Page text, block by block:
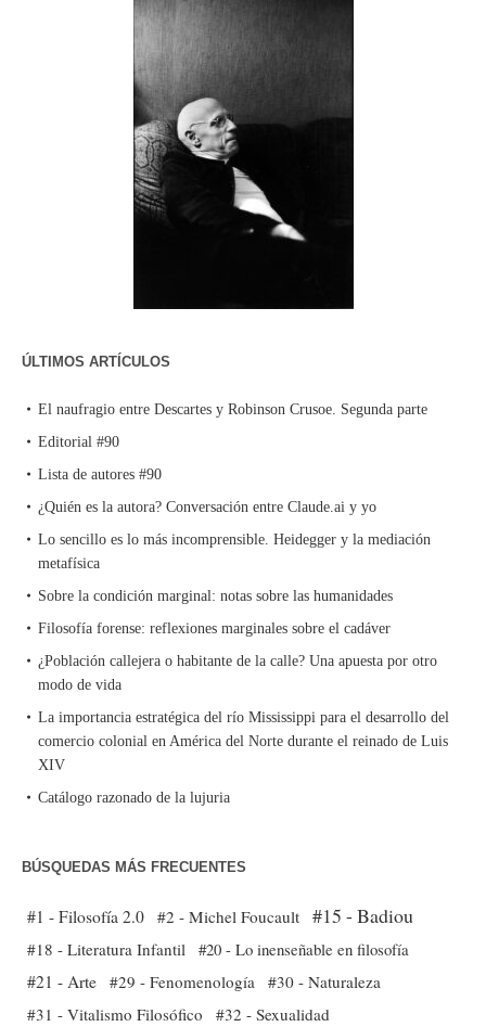
ÚLTIMOS ARTÍCULOS
El naufragio entre Descartes y Robinson Crusoe. Segunda parte
Editorial #90
Lista de autores #90
¿Quién es la autora? Conversación entre Claude.ai y yo
Lo sencillo es lo más incomprensible. Heidegger y la mediación
metafísica
Sobre la condición marginal: notas sobre las humanidades
Filosofía forense: reflexiones marginales sobre el cadáver
¿Población callejera o habitante de la calle? Una apuesta por otro
modo de vida
La importancia estratégica del río Mississippi para el desarrollo del
comercio colonial en América del Norte durante el reinado de Luis
XIV
Catálogo razonado de la lujuria
BÚSQUEDAS MÁS FRECUENTES
#1 - Filosofía 2.0 #2 - Michel Foucault #15 - Badiou
#18 - Literatura Infantil #20 - Lo inenseñable en filosofía
#21 - Arte #29 - Fenomenología #30 - Naturaleza
#31 - Vitalismo Filosófico
#32 - Sexualidad